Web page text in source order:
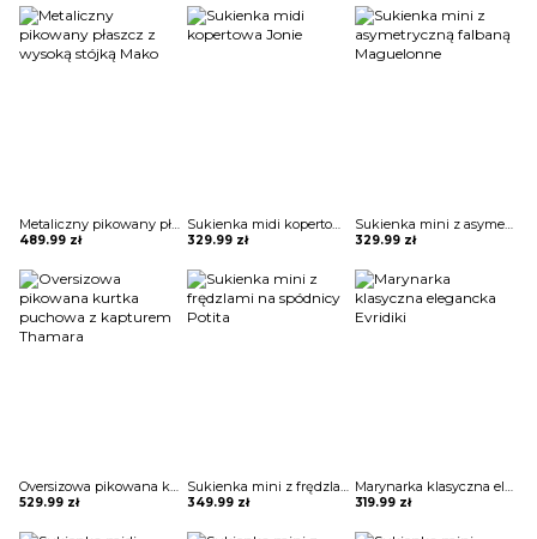
489.99 zł
Sukienka midi kopertowa Jonie
329.99 zł
Sukienka mini z asymetryczną falbaną Maguelonne
329.99 zł
Oversizowa pikowana kurtka puchowa z kapturem Thamara
529.99 zł
Sukienka mini z frędzlami na spódnicy Potita
349.99 zł
Marynarka klasyczna elegancka Evridiki
319.99 zł